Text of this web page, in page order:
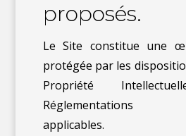
proposés.
Le Site constitue une
protégée par les
Propriété
Réglementations
applicables.